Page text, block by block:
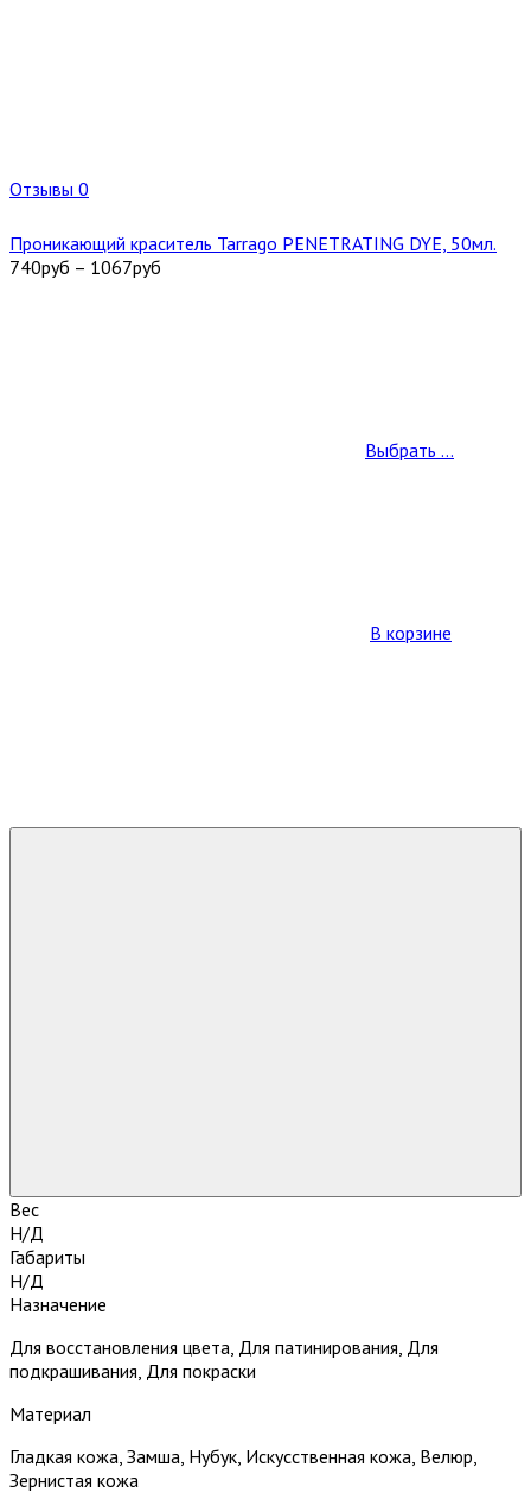
Отзывы 0
Проникающий краситель Tarrago PENETRATING DYE, 50мл.
740руб – 1067руб
Выбрать ...
В корзине
Вес
Н/Д
Габариты
Н/Д
Назначение
Для восстановления цвета, Для патинирования, Для
подкрашивания, Для покраски
Материал
Гладкая кожа, Замша, Нубук, Искусственная кожа, Велюр,
Зернистая кожа